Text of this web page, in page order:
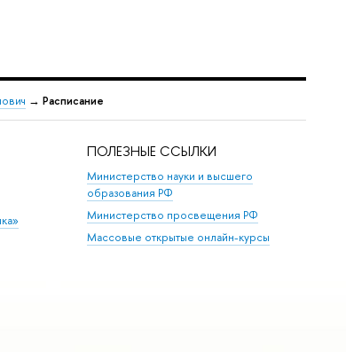
→ Расписание
ПОЛЕЗНЫЕ ССЫЛКИ
Министерство науки и высшего
образования РФ
Министерство просвещения РФ
Массовые открытые онлайн-курсы